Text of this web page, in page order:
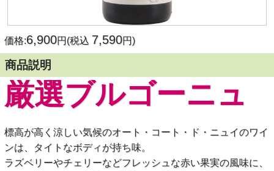
価格:6,900円(税込 7,590円)
商品説明
厳選ブルゴーニュ
標高が高く涼しい気候のオート・コート・ド・ニュイのワイ
ンは、タイトなボディが持ち味。
ラズベリーやチェリーなどフレッシュな赤い果実の風味に、